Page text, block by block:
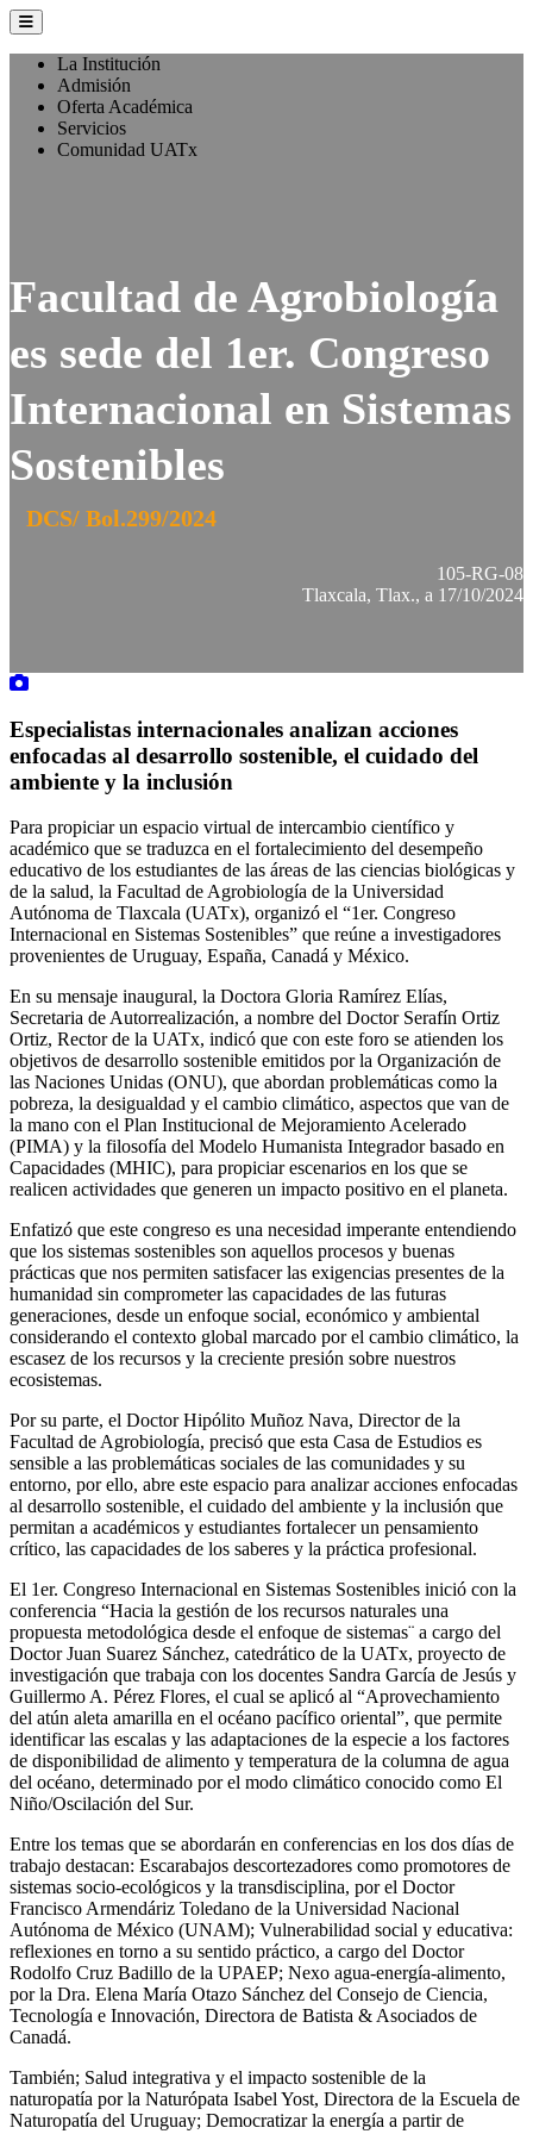
La Institución
Admisión
Oferta Académica
Servicios
Comunidad UATx
Facultad de Agrobiología
es sede del 1er. Congreso
Internacional en Sistemas
Sostenibles
DCS/ Bol.299/2024
105-RG-08
Tlaxcala, Tlax., a 17/10/2024
Especialistas internacionales analizan acciones
enfocadas al desarrollo sostenible, el cuidado del
ambiente y la inclusión
Para propiciar un espacio virtual de intercambio científico y
académico que se traduzca en el fortalecimiento del desempeño
educativo de los estudiantes de las áreas de las ciencias biológicas y
de la salud, la Facultad de Agrobiología de la Universidad
Autónoma de Tlaxcala (UATx), organizó el “1er. Congreso
Internacional en Sistemas Sostenibles” que reúne a investigadores
provenientes de Uruguay, España, Canadá y México.
En su mensaje inaugural, la Doctora Gloria Ramírez Elías,
Secretaria de Autorrealización, a nombre del Doctor Serafín Ortiz
Ortiz, Rector de la UATx, indicó que con este foro se atienden los
objetivos de desarrollo sostenible emitidos por la Organización de
las Naciones Unidas (ONU), que abordan problemáticas como la
pobreza, la desigualdad y el cambio climático, aspectos que van de
la mano con el Plan Institucional de Mejoramiento Acelerado
(PIMA) y la filosofía del Modelo Humanista Integrador basado en
Capacidades (MHIC), para propiciar escenarios en los que se
realicen actividades que generen un impacto positivo en el planeta.
Enfatizó que este congreso es una necesidad imperante entendiendo
que los sistemas sostenibles son aquellos procesos y buenas
prácticas que nos permiten satisfacer las exigencias presentes de la
humanidad sin comprometer las capacidades de las futuras
generaciones, desde un enfoque social, económico y ambiental
considerando el contexto global marcado por el cambio climático, la
escasez de los recursos y la creciente presión sobre nuestros
ecosistemas.
Por su parte, el Doctor Hipólito Muñoz Nava, Director de la
Facultad de Agrobiología, precisó que esta Casa de Estudios es
sensible a las problemáticas sociales de las comunidades y su
entorno, por ello, abre este espacio para analizar acciones enfocadas
al desarrollo sostenible, el cuidado del ambiente y la inclusión que
permitan a académicos y estudiantes fortalecer un pensamiento
crítico, las capacidades de los saberes y la práctica profesional.
El 1er. Congreso Internacional en Sistemas Sostenibles inició con la
conferencia “Hacia la gestión de los recursos naturales una
propuesta metodológica desde el enfoque de sistemas¨ a cargo del
Doctor Juan Suarez Sánchez, catedrático de la UATx, proyecto de
investigación que trabaja con los docentes Sandra García de Jesús y
Guillermo A. Pérez Flores, el cual se aplicó al “Aprovechamiento
del atún aleta amarilla en el océano pacífico oriental”, que permite
identificar las escalas y las adaptaciones de la especie a los factores
de disponibilidad de alimento y temperatura de la columna de agua
del océano, determinado por el modo climático conocido como El
Niño/Oscilación del Sur.
Entre los temas que se abordarán en conferencias en los dos días de
trabajo destacan: Escarabajos descortezadores como promotores de
sistemas socio-ecológicos y la transdisciplina, por el Doctor
Francisco Armendáriz Toledano de la Universidad Nacional
Autónoma de México (UNAM); Vulnerabilidad social y educativa:
reflexiones en torno a su sentido práctico, a cargo del Doctor
Rodolfo Cruz Badillo de la UPAEP; Nexo agua-energía-alimento,
por la Dra. Elena María Otazo Sánchez del Consejo de Ciencia,
Tecnología e Innovación, Directora de Batista & Asociados de
Canadá.
También; Salud integrativa y el impacto sostenible de la
naturopatía por la Naturópata Isabel Yost, Directora de la Escuela de
Naturopatía del Uruguay; Democratizar la energía a partir de